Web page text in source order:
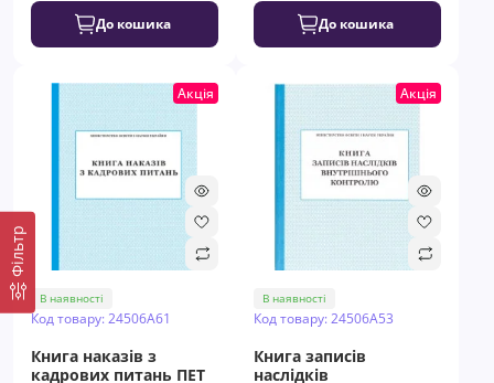
Фільтр
До кошика До кошика
Акція
В наявності
Код товару: 24506A61
Книга наказів з
кадрових питань ПЕТ
Акція
В наявності
Код товару: 24506A53
Книга записів
наслідків